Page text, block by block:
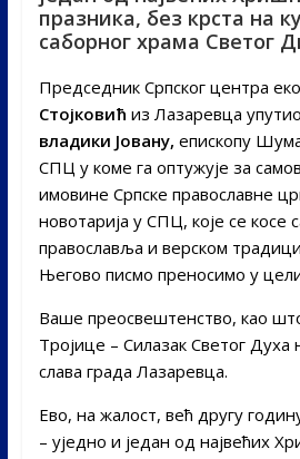
празника, без крста на
саборног храма Светог
Председник Српског центра
Стојковић из Лазаревца
владики Јовану, епископу
СПЦ у коме га оптужује за
имовине Српске православне
новотарија у СПЦ, које се косе
православља и верском
Његово писмо преносимо у
Ваше преосвештенство, као
Тројице – Силазак Светог Духа
слава града Лазаревца.
Ево, на жалост, већ другу
– уједно и један од највећих